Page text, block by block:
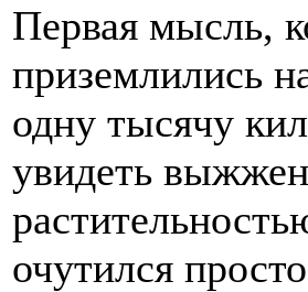
Первая мысль,
приземлились
одну тысячу
увидеть
очутился